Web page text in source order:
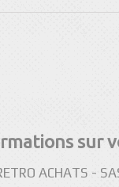
sur
ACHATS -